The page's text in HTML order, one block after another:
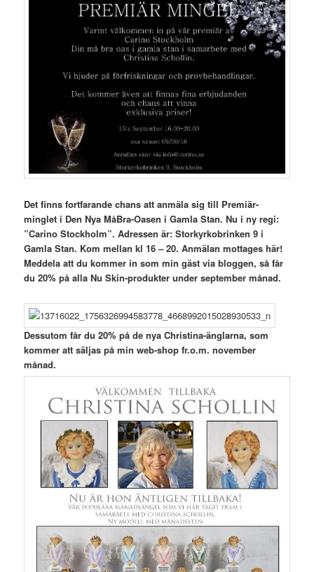
Det finns fortfarande chans att anmäla sig till Premiär-
minglet i Den Nya MåBra-Oasen i Gamla Stan. Nu i ny regi:
”Carino Stockholm”. Adressen är: Storkyrkobrinken 9 i
Gamla Stan. Kom mellan kl 16 – 20. Anmälan mottages här!
Meddela att du kommer in som min gäst via bloggen, så får
du 20% på alla Nu Skin-produkter under september månad.
Dessutom får du 20% på de nya Christina-änglarna, som
kommer att säljas på min web-shop fr.o.m. november
månad.